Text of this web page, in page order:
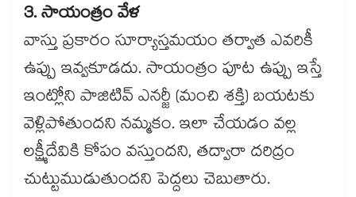
3. సాయంత్రం వేళ
వాస్తు ప్రకారం సూర్యాస్తమయం తర్వాత ఎవరికీ
ఉప్పు ఇవ్వకూడదు. సాయంత్రం పూట ఉప్పు ఇస్తే
ఇంట్లోని పాజిటివ్ ఎనర్జీ (మంచి శక్తి) బయటకు
వెళ్లిపోతుందని నమ్మకం. ఇలా చేయడం వల్ల
లక్ష్మీదేవికి కోపం వస్తుందని, తద్వారా దరిద్రం
చుట్టుముడుతుందని పెద్దలు చెబుతారు.